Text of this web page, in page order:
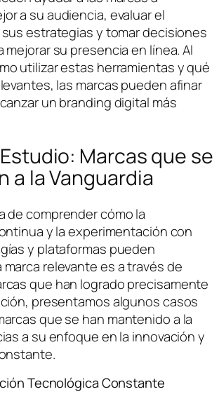
a su audiencia, evaluar el
estrategias y tomar decisiones
mejorar su presencia en línea. Al
utilizar estas herramientas y qué
las marcas pueden afinar
un branding digital más
Marcas que se
a la Vanguardia
de comprender cómo la
y la experimentación con
y plataformas pueden
relevante es a través de
que han logrado precisamente
presentamos algunos casos
que se han mantenido a la
a su enfoque en la innovación y
Tecnológica Constante